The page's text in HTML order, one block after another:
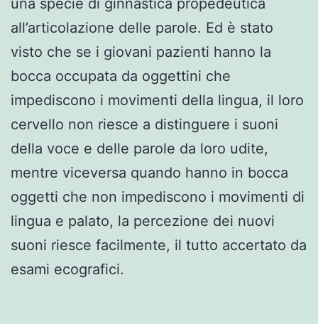
all’articolazione delle parole. Ed è stato
visto che se i giovani pazienti hanno la
bocca occupata da oggettini che
impediscono i movimenti della lingua, il loro
cervello non riesce a distinguere i suoni
della voce e delle parole da loro udite,
mentre viceversa quando hanno in bocca
oggetti che non impediscono i movimenti di
lingua e palato, la percezione dei nuovi
suoni riesce facilmente, il tutto accertato da
esami ecografici.